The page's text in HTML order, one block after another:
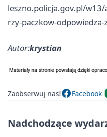
leszno.policja.gov.pl/
rzy-paczkow-
Autor:krystian
Zaobserwuj nas! Facebook
Nadchodzące